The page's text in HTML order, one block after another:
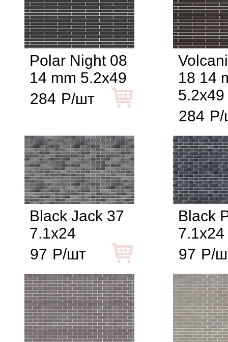
Polar Night 08
14 mm 5.2x49
284 Р/шт
18 14
5.2x49
284 Р/
Black Jack 37
7.1x24
97 Р/шт
Black
7.1x24
97 Р/